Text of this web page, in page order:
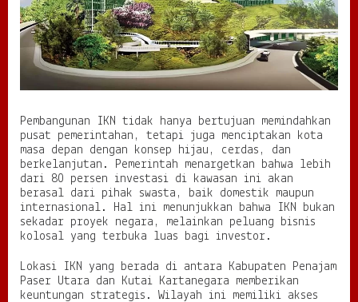
u
s
a
t
E
k
o
m
i
B
a
r
n
o
n
e
Pembangunan IKN tidak hanya bertujuan memindahkan
pusat pemerintahan, tetapi juga menciptakan kota
masa depan dengan konsep hijau, cerdas, dan
berkelanjutan. Pemerintah menargetkan bahwa lebih
dari 80 persen investasi di kawasan ini akan
berasal dari pihak swasta, baik domestik maupun
internasional. Hal ini menunjukkan bahwa IKN bukan
sekadar proyek negara, melainkan peluang bisnis
kolosal yang terbuka luas bagi investor.
Lokasi IKN yang berada di antara Kabupaten Penajam
Paser Utara dan Kutai Kartanegara memberikan
keuntungan strategis. Wilayah ini memiliki akses